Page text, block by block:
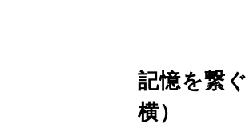
記憶を繋
横）